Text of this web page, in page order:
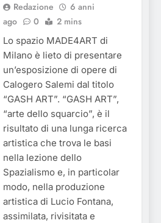
Redazione
6 anni
ago
0 2 mins
Lo spazio MADE4ART di
Milano è lieto di presentare
un’esposizione di opere di
Calogero Salemi dal titolo
“GASH ART”. “GASH ART”,
“arte dello squarcio”, è il
risultato di una lunga ricerca
artistica che trova le basi
nella lezione dello
Spazialismo e, in particolar
modo, nella produzione
artistica di Lucio Fontana,
assimilata, rivisitata e